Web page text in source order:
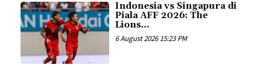
Indonesia vs Singapura di
Piala AFF 2026: The
Lions...
6 August 2026 15:23 PM